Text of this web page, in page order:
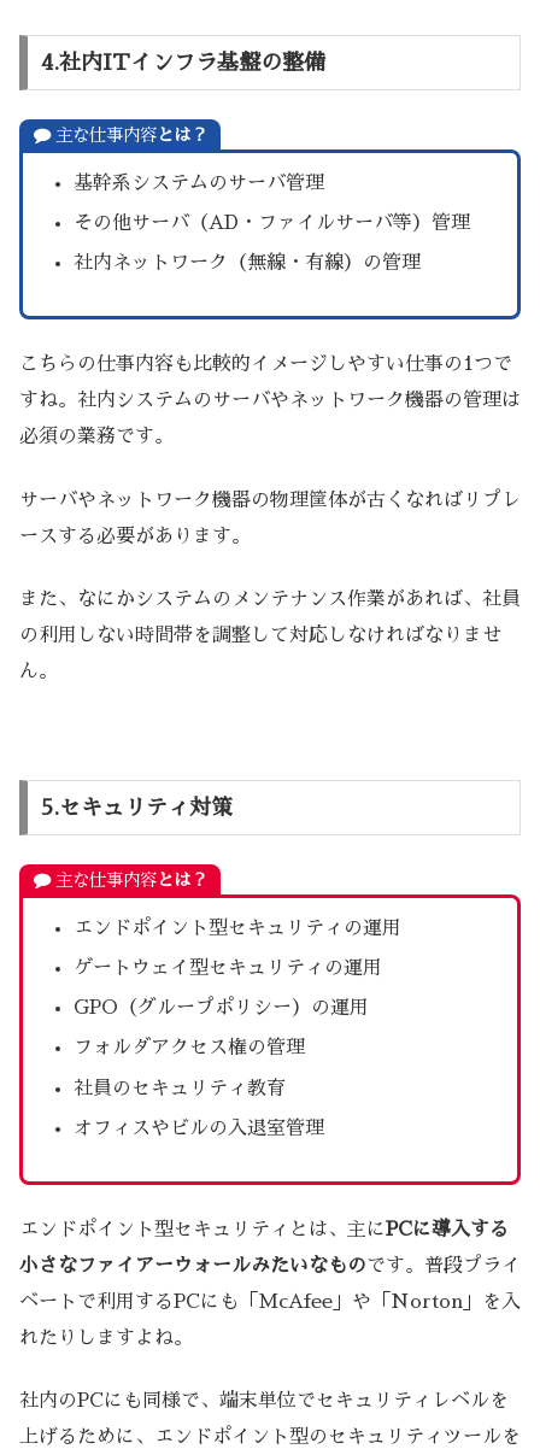
4.社内ITインフラ基盤の整備
主な仕事内容とは？
基幹系システムのサーバ管理
その他サーバ（AD・ファイルサーバ等）管理
社内ネットワーク（無線・有線）の管理
こちらの仕事内容も比較的イメージしやすい仕事の1つで
すね。社内システムのサーバやネットワーク機器の管理は
必須の業務です。
サーバやネットワーク機器の物理筐体が古くなればリプレ
ースする必要があります。
また、なにかシステムのメンテナンス作業があれば、社員
の利用しない時間帯を調整して対応しなければなりませ
ん。
5.セキュリティ対策
主な仕事内容とは？
エンドポイント型セキュリティの運用
ゲートウェイ型セキュリティの運用
GPO（グループポリシー）の運用
フォルダアクセス権の管理
社員のセキュリティ教育
オフィスやビルの入退室管理
エンドポイント型セキュリティとは、主にPCに導入する
小さなファイアーウォールみたいなものです。普段プライ
ベートで利用するPCにも「McAfee」や「Norton」を入
れたりしますよね。
社内のPCにも同様で、端末単位でセキュリティレベルを
上げるために、エンドポイント型のセキュリティツールを